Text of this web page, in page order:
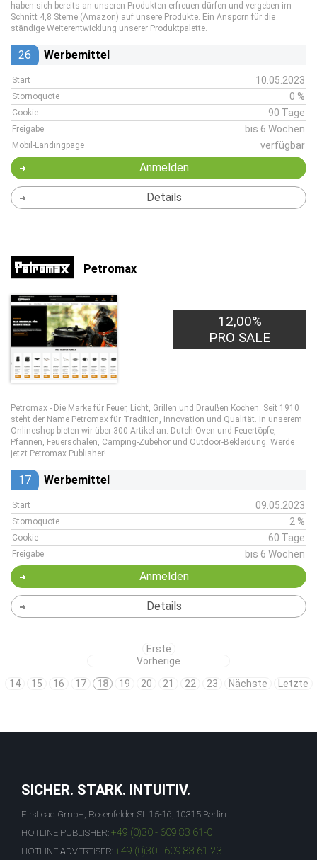
haben sich bereits an unseren Produkten erfreuen dürfen und vergeben im
Schnitt 4,8 Sterne (Amazon) auf unsere Produkte. Ein Ansporn für die
ständige Weiterentwicklung unserer Produktpalette.
26 Werbemittel
Start 10.05.2023
Stornoquote 0 %
Cookie 90 Tage
Freigabe bis 6 Wochen
Mobil-Landingpage verfügbar
Anmelden
Details
Petromax
12,00%
PRO SALE
Petromax - Die Marke für Feuer, Licht, Grillen und Draußen Kochen. Seit 1910
steht der Name Petromax für Tradition, Innovation und Qualität. In unserem
Onlineshop bieten wir über 300 Artikel an: Dutch Oven und Feuertöpfe,
Pfannen, Feuerschalen, Camping-Zubehör und Outdoor-Bekleidung. Werde
jetzt Petromax Publisher!
17 Werbemittel
Start 09.05.2023
Stornoquote 2 %
Cookie 60 Tage
Freigabe bis 6 Wochen
Anmelden
Details
Erste
Vorherige
14
15 16 17 18 19 20 21 22 23 Nächste Letzte
SICHER. STARK. INTUITIV.
Firstlead GmbH, Rosenfelder St. 15-16, 10315 Berlin
HOTLINE PUBLISHER: +49 (0)30 - 609 83 61-0
HOTLINE ADVERTISER: +49 (0)30 - 609 83 61-23